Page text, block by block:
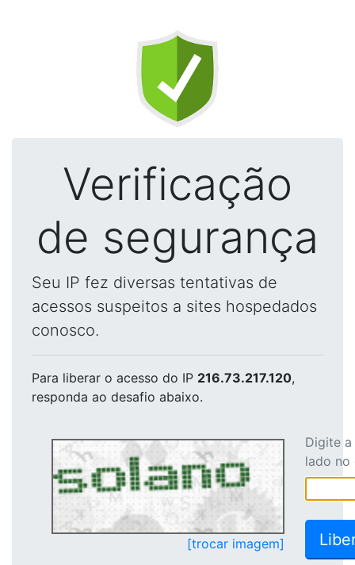
Verificação
de segurança
Seu IP fez diversas tentativas de
acessos suspeitos a sites hospedados
conosco.
Para liberar o acesso do IP 216.73.217.120,
responda ao desafio abaixo.
[trocar imagem]
Digite
lado no